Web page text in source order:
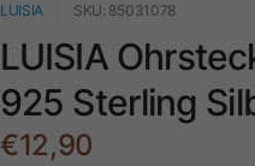
LUISIA SKU: 85031078
LUISIA
925 Sterling
€12,90